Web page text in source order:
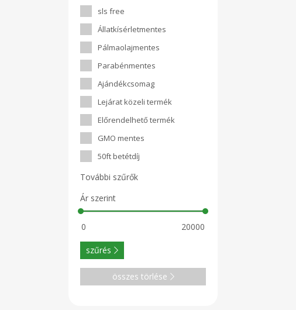
sls free
Állatkísérletmentes
Pálmaolajmentes
Parabénmentes
Ajándékcsomag
Lejárat közeli termék
Előrendelhető termék
GMO mentes
50ft betétdíj
További szűrők
Ár szerint
szűrés
összes törlése